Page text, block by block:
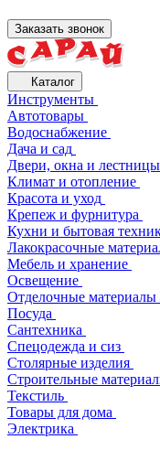
Заказать звонок
Каталог
Инструменты
Автотовары
Водоснабжение
Дача и сад
Двери, окна и лестницы
Климат и отопление
Красота и уход
Крепеж и фурнитура
Кухни и бытовая
Лакокрасочные
Мебель и хранение
Освещение
Отделочные материалы
Посуда
Сантехника
Спецодежда и сиз
Столярные изделия
Строительные
Текстиль
Товары для дома
Электрика